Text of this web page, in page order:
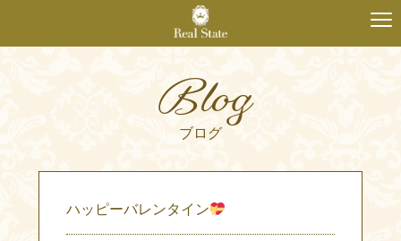
Blog
ブログ
ハッピーバレンタイン